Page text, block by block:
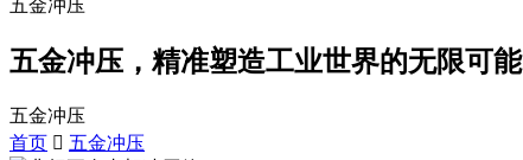
五金冲压
五金冲压，精准塑造工业世界的无限可能
五金冲压
首页
五金冲压